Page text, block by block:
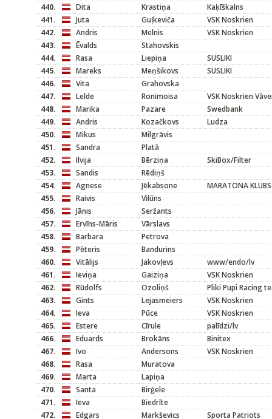
440.
Dita Krastiņa
Kaķīškalns
441.
Juta Guļkeviča
VSK Noskrien
442.
Andris Melnis
VSK Noskrien
443.
Ēvalds
Stahovskis
444.
Rasa Liepiņa
SUSLIKI
445.
Mareks Meņšikovs
SUSLIKI
446.
Vita
Grahovska
447.
Lelde Ronimoisa
VSK Noskrien
448.
Marika Pazare
Swedbank
449.
Andris Kozačkovs
Ludza
450.
Mikus
Milgrāvis
451.
Sandra
Platā
452.
Ilvija Bērziņa
SkiBox/Filter
453.
Sandis
Rēdiņš
454.
Agnese Jēkabsone
MARATONA KLUBS
455.
Raivis
Vilūns
456.
Jānis
Seržants
457.
Ervīns-Māris
Vārslavs
458.
Barbara
Petrova
459.
Pēteris
Bandurins
460.
Vitālijs Jakovļevs
www/endo/lv
461.
Ieviņa Gaiziņa
VSK Noskrien
462.
Rūdolfs Ozoliņš
Pliki Pupi Racing
463.
Gints Lejasmeiers
VSK Noskrien
464.
Ieva Pūce
VSK Noskrien
465.
Estere Cīrule
palīdzi/lv
466.
Eduards Brokāns
Binitex
467.
Ivo Andersons
VSK Noskrien
468.
Rasa
Muratova
469.
Marta
Lapiņa
470.
Santa
Birģele
471.
Ieva
Biedrīte
472.
Edgars Markševics
Sporta Patriots